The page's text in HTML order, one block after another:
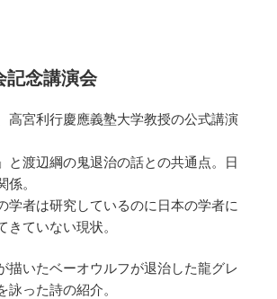
記念講演会
高宮利行慶應義塾大学教授の公式講演
と渡辺綱の鬼退治の話との共通点。日
係。
学者は研究しているのに日本の学者に
きていない現状。
描いたベーオウルフが退治した龍グレ
詠った詩の紹介。